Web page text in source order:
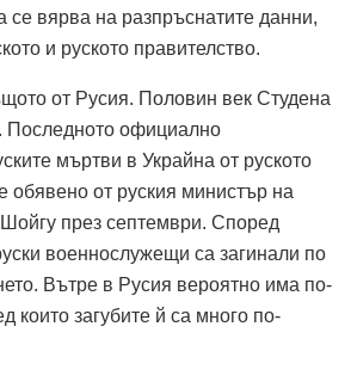
вярва на разпръснатите данни,
и руското правителство.
от Русия. Половин век Студена
Последното официално
мъртви в Украйна от руското
обявено от руския министър на
през септември. Според
военнослужещи са загинали по
Вътре в Русия вероятно има по-
които загубите й са много по-